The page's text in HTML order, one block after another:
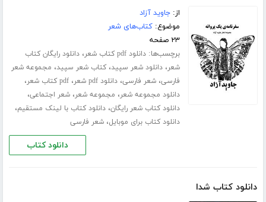
از:جاوید آزاد
موضوع:کتاب‌های شعر
۲۳ صفحه
برچسب‌ها:دانلود pdf کتاب شعر ،دانلود رایگان کتاب
شعر،دانلود شعر سپید،کتاب شعر سپید، مجموعه شعر
فارسی،شعر فارسی،دانلود pdf شعر ،pdf کتاب شعر ،
دانلود مجموعه شعر، مجموعه شعر،شعر اجتماعی،
دانلود کتاب شعر رایگان،دانلود کتاب با لینک مستقیم،
دانلود کتاب برای موبایل،شعر فارسی
دانلود کتاب
دانلود کتاب شدا